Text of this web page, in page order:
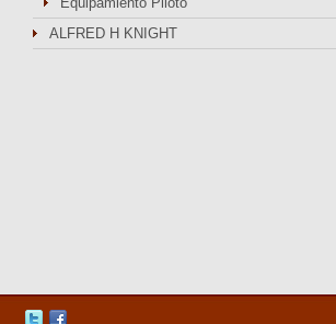
ALFRED H KNIGHT